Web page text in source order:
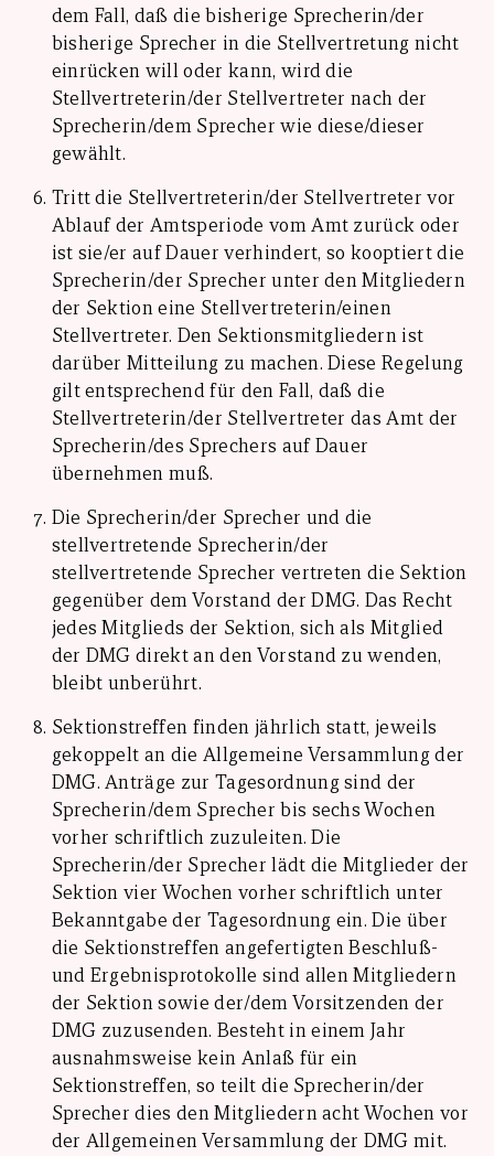
dem Fall, daß die bisherige Sprecherin/der
bisherige Sprecher in die Stellvertretung nicht
einrücken will oder kann, wird die
Stellvertreterin/der Stellvertreter nach der
Sprecherin/dem Sprecher wie diese/dieser
gewählt.
Tritt die Stellvertreterin/der Stellvertreter vor
Ablauf der Amtsperiode vom Amt zurück oder
ist sie/er auf Dauer verhindert, so kooptiert die
Sprecherin/der Sprecher unter den Mitgliedern
der Sektion eine Stellvertreterin/einen
Stellvertreter. Den Sektionsmitgliedern ist
darüber Mitteilung zu machen. Diese Regelung
gilt entsprechend für den Fall, daß die
Stellvertreterin/der Stellvertreter das Amt der
Sprecherin/des Sprechers auf Dauer
übernehmen muß.
Die Sprecherin/der Sprecher und die
stellvertretende Sprecherin/der
stellvertretende Sprecher vertreten die Sektion
gegenüber dem Vorstand der DMG. Das Recht
jedes Mitglieds der Sektion, sich als Mitglied
der DMG direkt an den Vorstand zu wenden,
bleibt unberührt.
Sektionstreffen finden jährlich statt, jeweils
gekoppelt an die Allgemeine Versammlung der
DMG. Anträge zur Tagesordnung sind der
Sprecherin/dem Sprecher bis sechs Wochen
vorher schriftlich zuzuleiten. Die
Sprecherin/der Sprecher lädt die Mitglieder der
Sektion vier Wochen vorher schriftlich unter
Bekanntgabe der Tagesordnung ein. Die über
die Sektionstreffen angefertigten Beschluß-
und Ergebnisprotokolle sind allen Mitgliedern
der Sektion sowie der/dem Vorsitzenden der
DMG zuzusenden. Besteht in einem Jahr
ausnahmsweise kein Anlaß für ein
Sektionstreffen, so teilt die Sprecherin/der
Sprecher dies den Mitgliedern acht Wochen vor
der Allgemeinen Versammlung der DMG mit.